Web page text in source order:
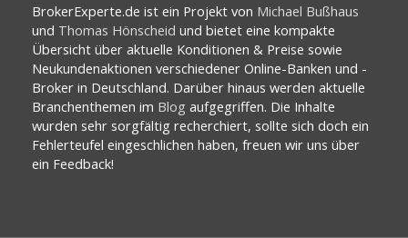
BrokerExperte.de ist ein Projekt von Michael Bußhaus
und Thomas Hönscheid und bietet eine kompakte
Übersicht über aktuelle Konditionen & Preise sowie
Neukundenaktionen verschiedener Online-Banken und -
Broker in Deutschland. Darüber hinaus werden aktuelle
Branchenthemen im Blog aufgegriffen. Die Inhalte
wurden sehr sorgfältig recherchiert, sollte sich doch ein
Fehlerteufel eingeschlichen haben, freuen wir uns über
ein Feedback!